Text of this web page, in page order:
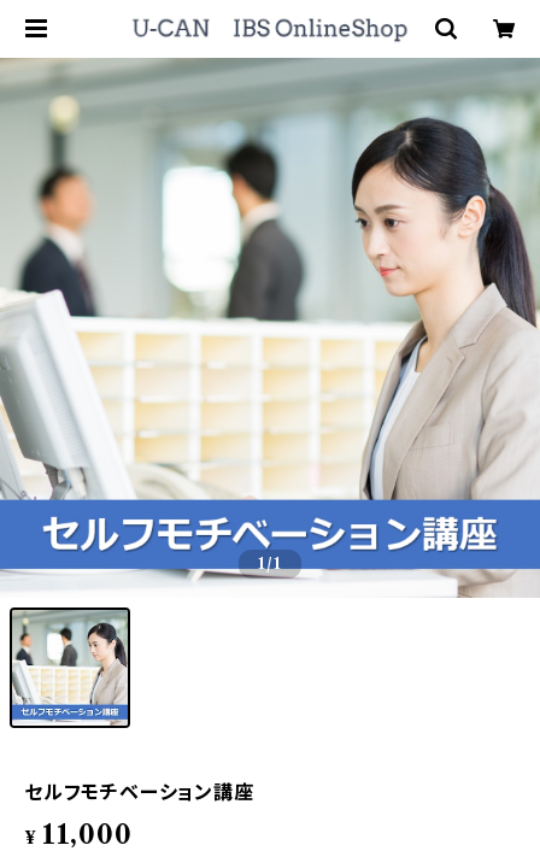
1/1
セルフモチベーション講座
¥ 11,000